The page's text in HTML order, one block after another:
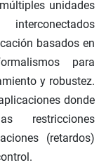
unidades
basados en
para
y robustez.
donde
restricciones
(retardos)